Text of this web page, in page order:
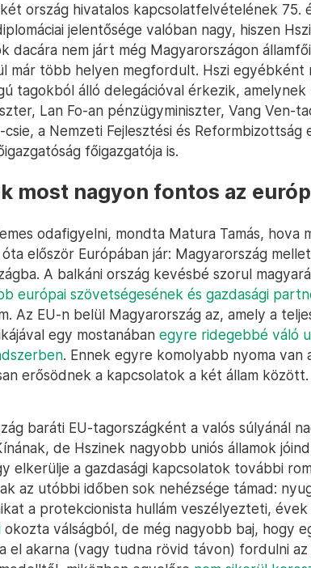
ország hivatalos kapcsolatfelvételének 75.
jelentősége valóban nagy, hiszen
dacára nem járt még Magyarországon
már több helyen megfordult. Hszi egyébként
tagokból álló delegációval érkezik, amelynek
Lan Fo-an pénzügyminiszter, Vang Ven-
csie, a Nemzeti Fejlesztési és Reformbizottság
főigazgatója is.
most nagyon fontos az
odafigyelni, mondta Matura Tamás, hova
először Európában jár: Magyarország
A balkáni ország kevésbé szorul
európai szövetségesének és gazdasági
Az EU-n belül Magyarország az, amely a
egy mostanában egyre ridegebbé váló
. Ennek egyre komolyabb nyoma van
erősödnek a kapcsolatok a két állam között.
baráti EU-tagországként a valós súlyánál
de Hszinek nagyobb uniós államok
elkerülje a gazdasági kapcsolatok további
az utóbbi időben sok nehézsége támad:
a protekcionista hullám veszélyezteti,
okozta válságból, de még nagyobb baj, hogy
el akarna (vagy tudna rövid távon) fordulni